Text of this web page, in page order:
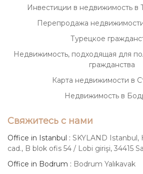
Инвестиции в недвижимость в
Перепродажа
Турецкое
Недвижимость, подходящая для
гражданства
Карта недвижимости в
Недвижимость в
Свяжитесь с нами
Office in Istanbul : SKYLAND Istanbul,
cad., B blok ofis 54 / Lobi girişi, 34415
Office in Bodrum : Bodrum Yalıkavak